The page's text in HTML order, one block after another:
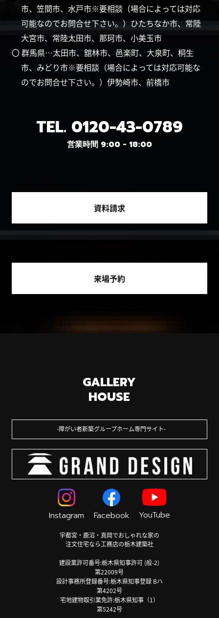
市、笠間市、水戸市※要相談（場合によっては対応
可能なのでお問合せ下さい。）ひたちなか市、常陸
大宮市、常陸太田市、那珂市、小美玉市
〇 群馬県…太田市、舘林市、邑楽町、大泉町、桐生
市、みどり市※要相談（場合によっては対応可能な
のでお問合せ下さい。）伊勢崎市、前橋市
TEL. 0120-43-0789
営業時間 9:00 - 18:00
資料請求
来場予約
GALLERY
HOUSE
障がい者新築グループホーム専門サイト
Instagram Facebook YouTube
宇都宮・鹿沼・真岡でおしゃれな家の
注文住宅なら工務店の栃木建築社
建設業許可番号:栃木県知事許可 (般-2)
第22009号
設計事務所登録番号:栃木県知事登録 Bハ
第4202号
宅地建物取引業免許:栃木県知事（1）
第5242号